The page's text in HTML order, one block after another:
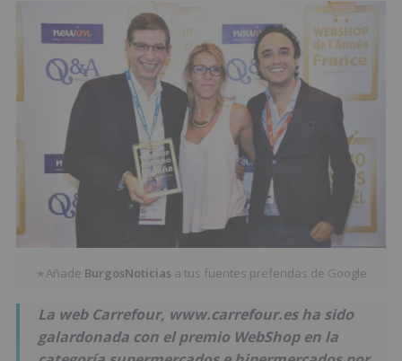
★Añade BurgosNoticias a tus fuentes preferidas de Google
La web Carrefour, www.carrefour.es ha sido
galardonada con el premio WebShop en la